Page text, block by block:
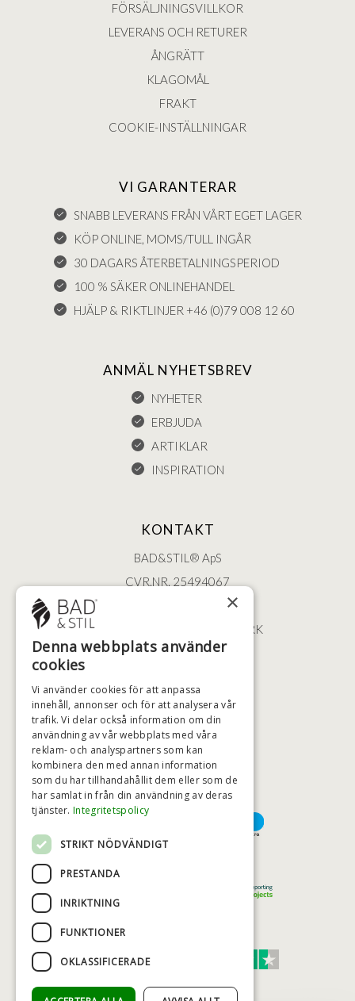
FÖRSÄLJNINGSVILLKOR
LEVERANS OCH RETURER
ÅNGRÄTT
KLAGOMÅL
FRAKT
COOKIE-INSTÄLLNINGAR
VI GARANTERAR
SNABB LEVERANS FRÅN VÅRT EGET LAGER
KÖP ONLINE, MOMS/TULL INGÅR
30 DAGARS ÅTERBETALNINGSPERIOD
100 % SÄKER ONLINEHANDEL
HJÄLP & RIKTLINJER +46 (0)79 008 12 60
ANMÄL NYHETSBREV
NYHETER
ERBJUDA
ARTIKLAR
INSPIRATION
KONTAKT
BAD&STIL® ApS
CVR.NR. 25494067
ØSTERBROGADE 202
2100 KØBENHAVN • DANMARK
+46 (0)79 008 12 60
HÖGSTA KREDITVÄRDIGHET
BETALNINGSALTERNATIV
×
Denna webbplats använder
cookies
Vi använder cookies för att anpassa
innehåll, annonser och för att analysera vår
trafik. Vi delar också information om din
användning av vår webbplats med våra
reklam- och analyspartners som kan
kombinera den med annan information
som du har tillhandahållit dem eller som de
har samlat in från din användning av deras
tjänster. Integritetspolicy
STRIKT NÖDVÄNDIGT
PRESTANDA
INRIKTNING
FUNKTIONER
OKLASSIFICERADE